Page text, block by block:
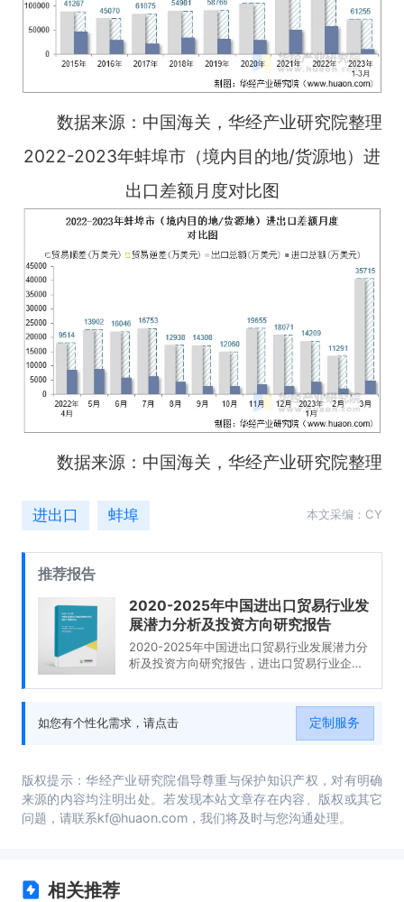
数据来源：中国海关，华经产业研究院整理
2022-2023年蚌埠市（境内目的地/货源地）进
出口差额月度对比图
数据来源：中国海关，华经产业研究院整理
进出口 蚌埠 本文采编：CY
推荐报告
2020-2025年中国进出口贸易行业发
展潜力分析及投资方向研究报告
2020-2025年中国进出口贸易行业发展潜力分
析及投资方向研究报告，进出口贸易行业企业
易行业投资风险与营销分析，2020-2025年中
国进出口贸易行业发展战略及规划建议。
如您有个性化需求，请点击 定制服务
版权提示：华经产业研究院倡导尊重与保护知识产权，对有明确
来源的内容均注明出处。若发现本站文章存在内容、版权或其它
问题，请联系kf@huaon.com，我们将及时与您沟通处理。
相关推荐